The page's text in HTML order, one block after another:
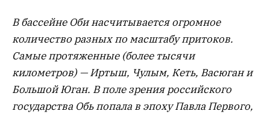
В бассейне Оби насчитывается огромное
количество разных по масштабу притоков.
Самые протяженные (более тысячи
километров) — Иртыш, Чулым, Кеть, Васюган и
Большой Юган. В поле зрения российского
государства Обь попала в эпоху Павла Первого,